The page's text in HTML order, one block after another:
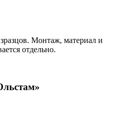
Монтаж, материал и
отдельно.